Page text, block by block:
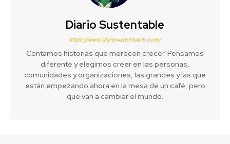
Diario Sustentable
https://www.diariosustentable.com/
Contamos historias que merecen crecer. Pensamos
diferente y elegimos creer en las personas,
comunidades y organizaciones, las grandes y las que
están empezando ahora en la mesa de un café, pero
que van a cambiar el mundo.